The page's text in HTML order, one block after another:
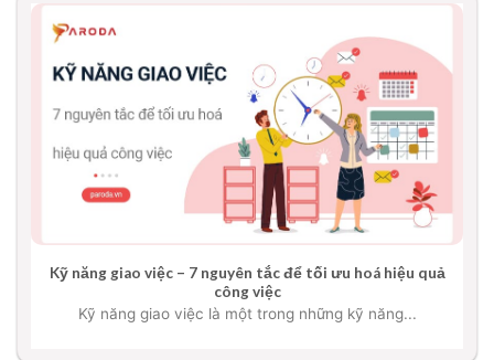
Kỹ năng giao việc – 7 nguyên tắc để tối ưu hoá hiệu quả
công việc
Kỹ năng giao việc là một trong những kỹ năng...